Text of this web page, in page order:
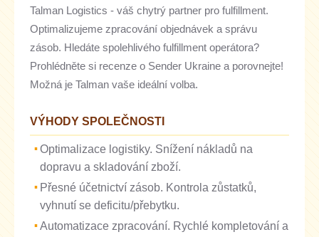
Talman Logistics - váš chytrý partner pro fulfillment.
Optimalizujeme zpracování objednávek a správu
zásob. Hledáte spolehlivého fulfillment operátora?
Prohlédněte si recenze o Sender Ukraine a porovnejte!
Možná je Talman vaše ideální volba.
VÝHODY SPOLEČNOSTI
Optimalizace logistiky. Snížení nákladů na
dopravu a skladování zboží.
Přesné účetnictví zásob. Kontrola zůstatků,
vyhnutí se deficitu/přebytku.
Automatizace zpracování. Rychlé kompletování a